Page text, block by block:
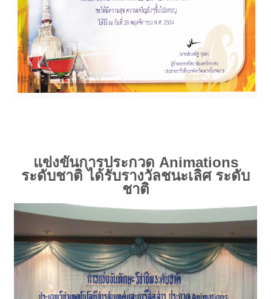
แข่งขันการประกวด Animations
ระดับชาติ ได้รับรางวัลชนะเลิศ ระดับ
ชาติ